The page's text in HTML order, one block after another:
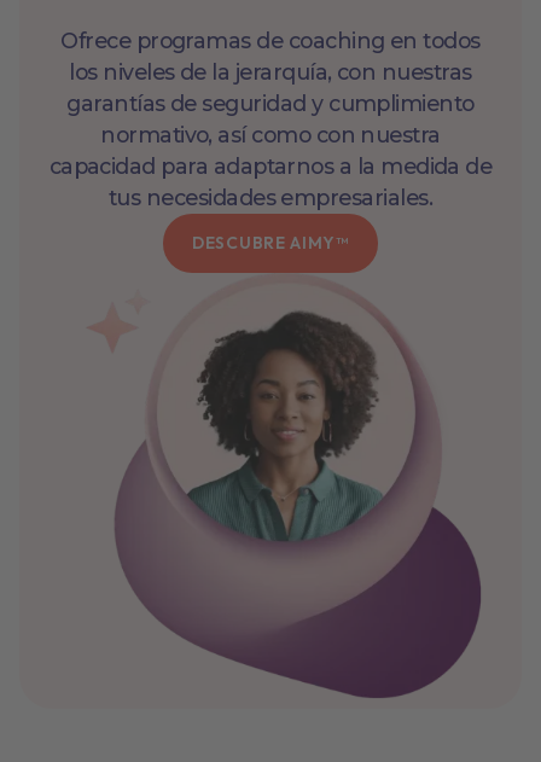
Ofrece programas de coaching en todos
los niveles de la jerarquía, con nuestras
garantías de seguridad y cumplimiento
normativo, así como con nuestra
capacidad para adaptarnos a la medida de
tus necesidades empresariales.
DESCUBRE AIMY™